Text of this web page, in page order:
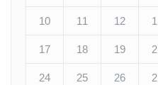
10 11 12
17 18 19
24 25 26